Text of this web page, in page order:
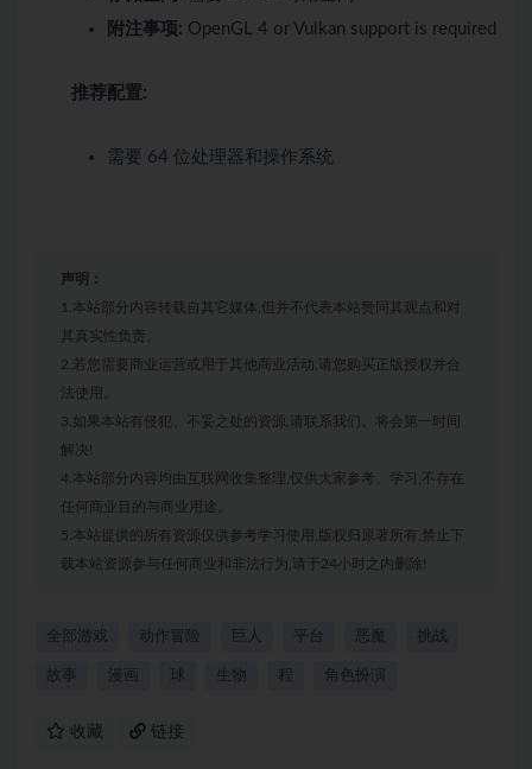
附注事项: OpenGL 4 or Vulkan support is required
推荐配置:
需要 64 位处理器和操作系统
声明：
1.本站部分内容转载自其它媒体,但并不代表本站赞同其观点和对
其真实性负责。
2.若您需要商业运营或用于其他商业活动,请您购买正版授权并合
法使用。
3.如果本站有侵犯、不妥之处的资源,请联系我们。将会第一时间
解决!
4.本站部分内容均由互联网收集整理,仅供大家参考、学习,不存在
任何商业目的与商业用途。
5.本站提供的所有资源仅供参考学习使用,版权归原著所有,禁止下
载本站资源参与任何商业和非法行为,请于24小时之内删除!
全部游戏 动作冒险 巨人 平台 恶魔 挑战
故事 漫画 球 生物 程 角色扮演
收藏 链接